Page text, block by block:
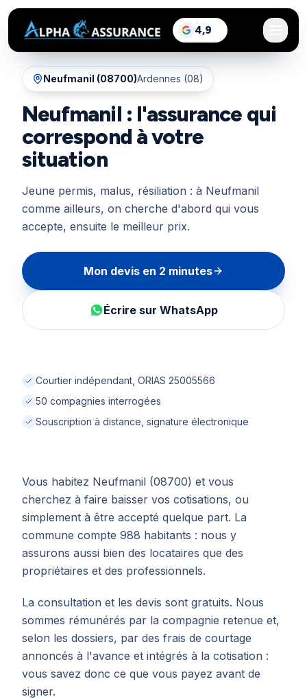
4,9
sur Google, voir les
Neufmanil (08700)Ardennes (08)
Neufmanil : l'assurance qui
correspond à votre
situation
Jeune permis, malus, résiliation : à Neufmanil
comme ailleurs, on cherche d'abord qui vous
accepte, ensuite le meilleur prix.
Mon devis en 2 minutes
Écrire sur WhatsApp
Courtier indépendant, ORIAS 25005566
50 compagnies interrogées
Souscription à distance, signature électronique
Vous habitez Neufmanil (08700) et vous
cherchez à faire baisser vos cotisations, ou
simplement à être accepté quelque part. La
commune compte 988 habitants : nous y
assurons aussi bien des locataires que des
propriétaires et des professionnels.
La consultation et les devis sont gratuits. Nous
sommes rémunérés par la compagnie retenue et,
selon les dossiers, par des frais de courtage
annoncés à l'avance et intégrés à la cotisation :
vous savez donc ce que vous payez avant de
signer.